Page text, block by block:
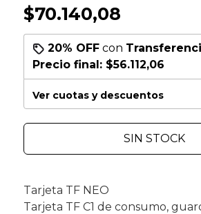
$70.140,08
20% OFFcon
Precio final: $56.112,06
Ver cuotas y descuentos
SIN STOCK
Tarjeta TF NEO
Tarjeta TF C1 de consumo,